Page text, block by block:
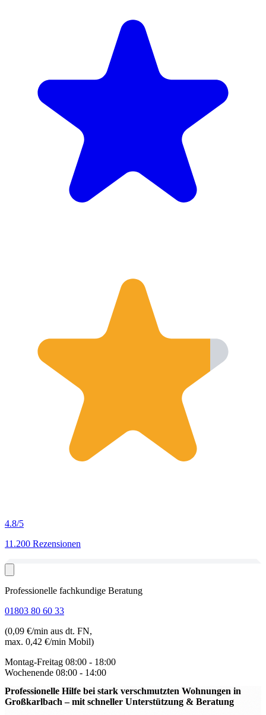
4.8/5
11.200 Rezensionen
Professionelle fachkundige Beratung
01803 80 60 33
(0,09 €/min aus dt. FN,
max. 0,42 €/min Mobil)
Montag-Freitag 08:00 - 18:00
Wochenende 08:00 - 14:00
Professionelle Hilfe bei stark verschmutzten Wohnungen in
Großkarlbach– mit schneller Unterstützung & Beratung